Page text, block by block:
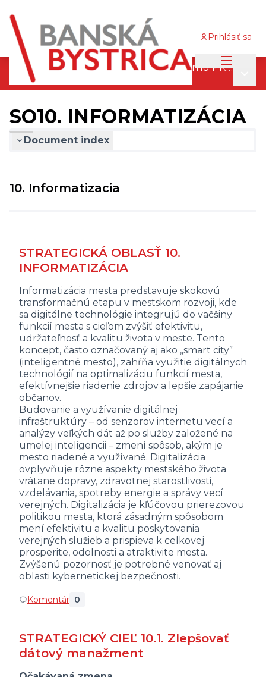
Prihlásiť sa
Pripomienkovací proces finálneho návrhu PRM 2030
SO10. INFORMATIZÁCIA
SO10. INFORMATIZÁCIA
Document index
10. Informatizacia
STRATEGICKÁ OBLASŤ 10.
INFORMATIZÁCIA
Informatizácia mesta predstavuje skokovú
transformačnú etapu v mestskom rozvoji, kde
sa digitálne technológie integrujú do väčšiny
funkcií mesta s cieľom zvýšiť efektivitu,
udržateľnosť a kvalitu života v meste. Tento
koncept, často označovaný aj ako „smart city”
(inteligentné mesto), zahŕňa využitie digitálnych
technológií na optimalizáciu funkcií mesta,
efektívnejšie riadenie zdrojov a lepšie zapájanie
občanov.
Budovanie a využívanie digitálnej
infraštruktúry – od senzorov internetu vecí a
analýzy veľkých dát až po služby založené na
umelej inteligencii – zmení spôsob, akým je
mesto riadené a využívané. Digitalizácia
ovplyvňuje rôzne aspekty mestského života
vrátane dopravy, zdravotnej starostlivosti,
vzdelávania, spotreby energie a správy vecí
verejných. Digitalizácia je kľúčovou prierezovou
politikou mesta, ktorá zásadným spôsobom
mení efektivitu a kvalitu poskytovania
verejných služieb a prispieva k celkovej
prosperite, odolnosti a atraktivite mesta.
Zvýšenú pozornosť je potrebné venovať aj
oblasti kybernetickej bezpečnosti.
Komentár 0
STRATEGICKÝ CIEĽ 10.1. Zlepšovať
dátový manažment